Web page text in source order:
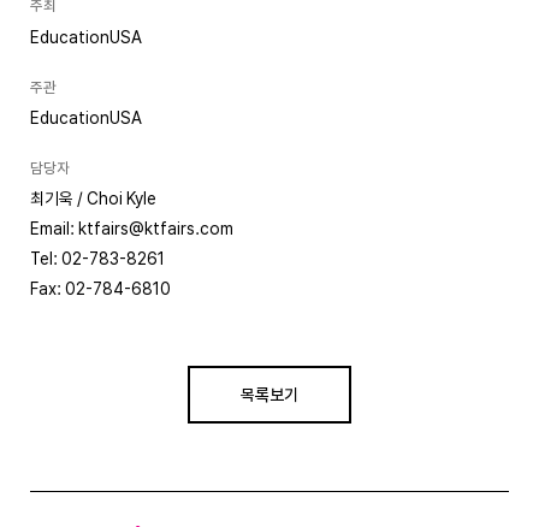
주최
EducationUSA
주관
EducationUSA
담당자
최기욱 / Choi Kyle
Email: ktfairs@ktfairs.com
Tel: 02-783-8261
Fax: 02-784-6810
목록보기